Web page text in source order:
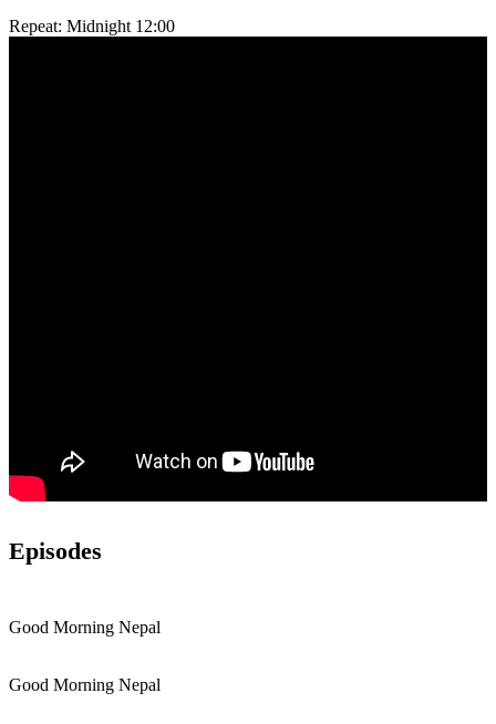
Repeat: Midnight 12:00
Episodes
Good Morning Nepal
Good Morning Nepal